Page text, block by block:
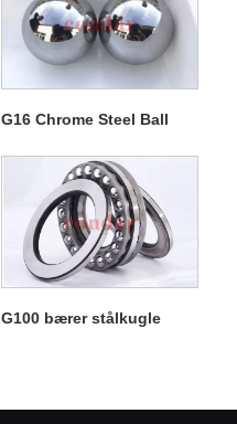
G16 Chrome Steel Ball
G100 bærer stålkugle